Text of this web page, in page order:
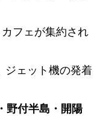
フェが集約され
ジェット機の発着
野付半島・開陽